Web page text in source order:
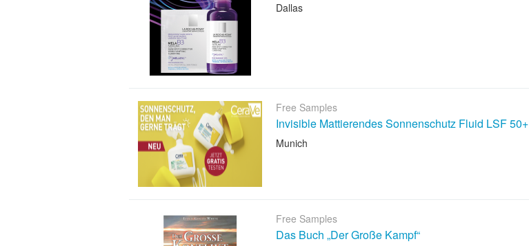
Dallas
Free Samples
Invisible Mattierendes Sonnenschutz Fluid LSF 50+
Munich
Free Samples
Das Buch „Der Große Kampf“